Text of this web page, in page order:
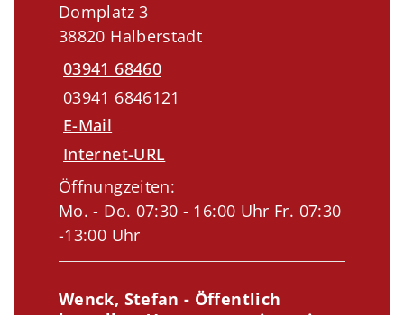
Domplatz 3
38820 Halberstadt
03941 68460
03941 6846121
E-Mail
Internet-URL
Öffnungzeiten:
Mo. - Do. 07:30 - 16:00 Uhr Fr. 07:30
-13:00 Uhr
Wenck, Stefan - Öffentlich